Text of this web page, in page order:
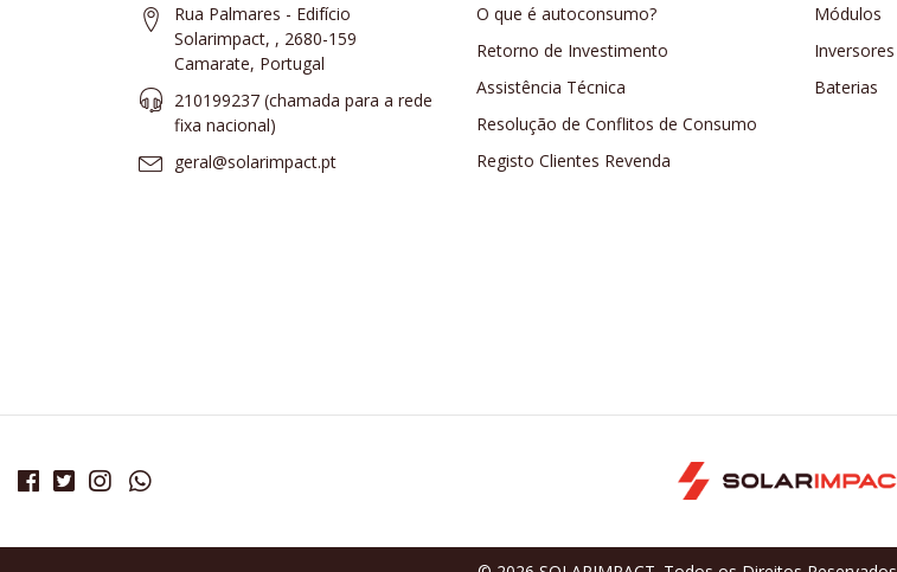
Rua Palmares - Edifício
Solarimpact, , 2680-159
Camarate, Portugal
210199237 (​chamada para a rede
fixa nacional)
geral@solarimpact.pt
O que é autoconsumo?
Retorno de Investimento
Assistência Técnica
Resolução de Conflitos de Consumo
Registo Clientes Revenda
Módulos
Inversores
Baterias